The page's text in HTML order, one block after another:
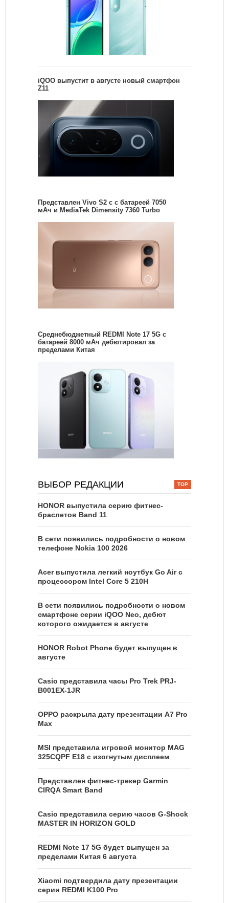
iQOO выпустит в августе новый смартфон
Z11
Представлен Vivo S2 с с батареей 7050
мАч и MediaTek Dimensity 7360 Turbo
Среднебюджетный REDMI Note 17 5G с
батареей 8000 мАч дебютировал за
пределами Китая
ВЫБОР РЕДАКЦИИ
HONOR выпустила серию фитнес-
браслетов Band 11
В сети появились подробности о новом
телефоне Nokia 100 2026
Acer выпустила легкий ноутбук Go Air c
процессором Intel Core 5 210H
В сети появились подробности о новом
смартфоне серии iQOO Neo, дебют
которого ожидается в августе
HONOR Robot Phone будет выпущен в
августе
Casio представила часы Pro Trek PRJ-
B001EX-1JR
OPPO раскрыла дату презентации A7 Pro
Max
MSI представила игровой монитор MAG
325CQPF E18 с изогнутым дисплеем
Представлен фитнес-трекер Garmin
CIRQA Smart Band
Casio представила серию часов G-Shock
MASTER IN HORIZON GOLD
REDMI Note 17 5G будет выпущен за
пределами Китая 6 августа
Xiaomi подтвердила дату презентации
серии REDMI K100 Pro